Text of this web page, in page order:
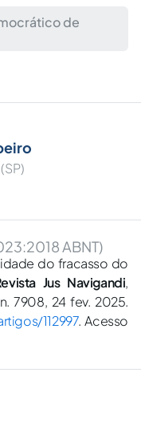
de
ABNT)
do fracasso do
Jus Navigandi,
7908, 24 fev. 2025.
112997. Acesso